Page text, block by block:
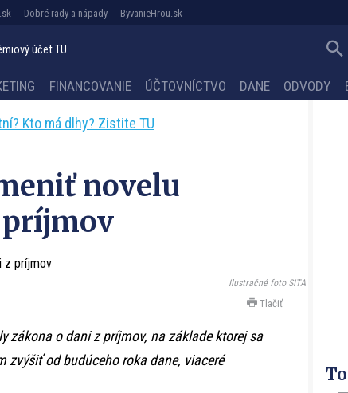
Dobré rady a nápady ByvanieHrou.sk
účet TU
FINANCOVANIE ÚČTOVNÍCTVO DANE ODVODY
Kto má dlhy? Zistite TU
novelu
príjmov
Ilustračné foto SITA
Tlačiť
zákona o dani z príjmov, na základe ktorej sa
od budúceho roka dane, viaceré